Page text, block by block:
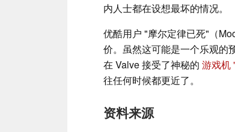
内人士都在设想最坏的情况。
优酷用户 "摩尔定律已死"（
价。虽然这可能是一个乐观的
在 Valve 接受了神秘的 游戏机
往任何时候都更近了。
资料来源